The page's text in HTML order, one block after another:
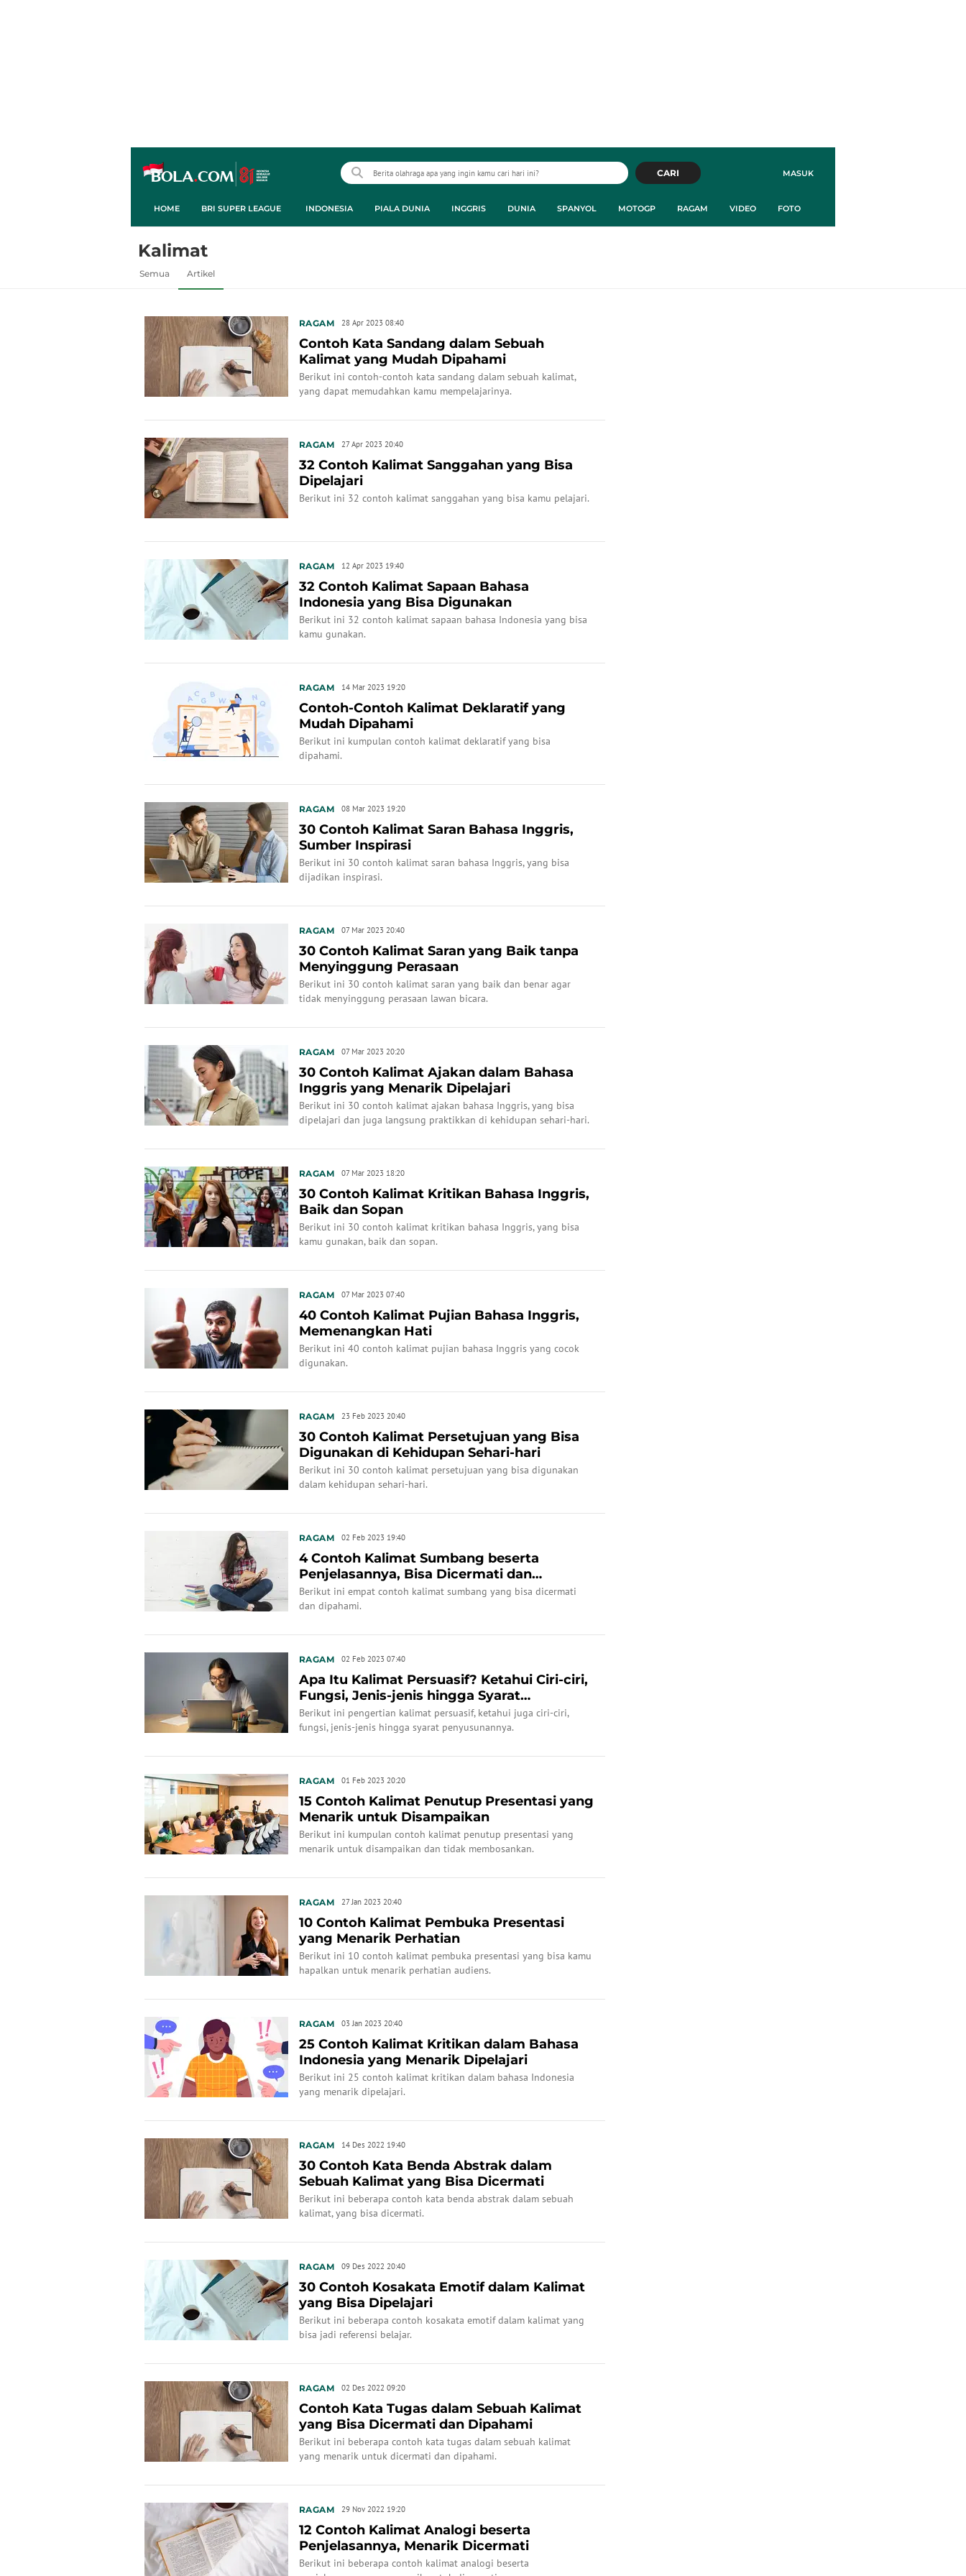
MASUK
CARI
HOME BRI SUPER LEAGUE INDONESIA PIALA DUNIA INGGRIS DUNIA SPANYOL MOTOGP RAGAM VIDEO FOTO
Kalimat
Semua Artikel
RAGAM 28 Apr 2023 08:40
Contoh Kata Sandang dalam Sebuah
Kalimat yang Mudah Dipahami
Berikut ini contoh-contoh kata sandang dalam sebuah kalimat,
yang dapat memudahkan kamu mempelajarinya.
RAGAM 27 Apr 2023 20:40
32 Contoh Kalimat Sanggahan yang Bisa
Dipelajari
Berikut ini 32 contoh kalimat sanggahan yang bisa kamu pelajari.
RAGAM 12 Apr 2023 19:40
32 Contoh Kalimat Sapaan Bahasa
Indonesia yang Bisa Digunakan
Berikut ini 32 contoh kalimat sapaan bahasa Indonesia yang bisa
kamu gunakan.
RAGAM 14 Mar 2023 19:20
Contoh-Contoh Kalimat Deklaratif yang
Mudah Dipahami
Berikut ini kumpulan contoh kalimat deklaratif yang bisa
dipahami.
RAGAM 08 Mar 2023 19:20
30 Contoh Kalimat Saran Bahasa Inggris,
Sumber Inspirasi
Berikut ini 30 contoh kalimat saran bahasa Inggris, yang bisa
dijadikan inspirasi.
RAGAM 07 Mar 2023 20:40
30 Contoh Kalimat Saran yang Baik tanpa
Menyinggung Perasaan
Berikut ini 30 contoh kalimat saran yang baik dan benar agar
tidak menyinggung perasaan lawan bicara.
RAGAM 07 Mar 2023 20:20
30 Contoh Kalimat Ajakan dalam Bahasa
Inggris yang Menarik Dipelajari
Berikut ini 30 contoh kalimat ajakan bahasa Inggris, yang bisa
dipelajari dan juga langsung praktikkan di kehidupan sehari-hari.
RAGAM 07 Mar 2023 18:20
30 Contoh Kalimat Kritikan Bahasa Inggris,
Baik dan Sopan
Berikut ini 30 contoh kalimat kritikan bahasa Inggris, yang bisa
kamu gunakan, baik dan sopan.
RAGAM 07 Mar 2023 07:40
40 Contoh Kalimat Pujian Bahasa Inggris,
Memenangkan Hati
Berikut ini 40 contoh kalimat pujian bahasa Inggris yang cocok
digunakan.
RAGAM 23 Feb 2023 20:40
30 Contoh Kalimat Persetujuan yang Bisa
Digunakan di Kehidupan Sehari-hari
Berikut ini 30 contoh kalimat persetujuan yang bisa digunakan
dalam kehidupan sehari-hari.
RAGAM 02 Feb 2023 19:40
4 Contoh Kalimat Sumbang beserta
Penjelasannya, Bisa Dicermati dan
Dipahami
Berikut ini empat contoh kalimat sumbang yang bisa dicermati
dan dipahami.
RAGAM 02 Feb 2023 07:40
Apa Itu Kalimat Persuasif? Ketahui Ciri-ciri,
Fungsi, Jenis-jenis hingga Syarat
Penyusunan...
Berikut ini pengertian kalimat persuasif, ketahui juga ciri-ciri,
fungsi, jenis-jenis hingga syarat penyusunannya.
RAGAM 01 Feb 2023 20:20
15 Contoh Kalimat Penutup Presentasi yang
Menarik untuk Disampaikan
Berikut ini kumpulan contoh kalimat penutup presentasi yang
menarik untuk disampaikan dan tidak membosankan.
RAGAM 27 Jan 2023 20:40
10 Contoh Kalimat Pembuka Presentasi
yang Menarik Perhatian
Berikut ini 10 contoh kalimat pembuka presentasi yang bisa kamu
hapalkan untuk menarik perhatian audiens.
RAGAM 03 Jan 2023 20:40
25 Contoh Kalimat Kritikan dalam Bahasa
Indonesia yang Menarik Dipelajari
Berikut ini 25 contoh kalimat kritikan dalam bahasa Indonesia
yang menarik dipelajari.
RAGAM 14 Des 2022 19:40
30 Contoh Kata Benda Abstrak dalam
Sebuah Kalimat yang Bisa Dicermati
Berikut ini beberapa contoh kata benda abstrak dalam sebuah
kalimat, yang bisa dicermati.
RAGAM 09 Des 2022 20:40
30 Contoh Kosakata Emotif dalam Kalimat
yang Bisa Dipelajari
Berikut ini beberapa contoh kosakata emotif dalam kalimat yang
bisa jadi referensi belajar.
RAGAM 02 Des 2022 09:20
Contoh Kata Tugas dalam Sebuah Kalimat
yang Bisa Dicermati dan Dipahami
Berikut ini beberapa contoh kata tugas dalam sebuah kalimat
yang menarik untuk dicermati dan dipahami.
RAGAM 29 Nov 2022 19:20
12 Contoh Kalimat Analogi beserta
Penjelasannya, Menarik Dicermati
Berikut ini beberapa contoh kalimat analogi beserta